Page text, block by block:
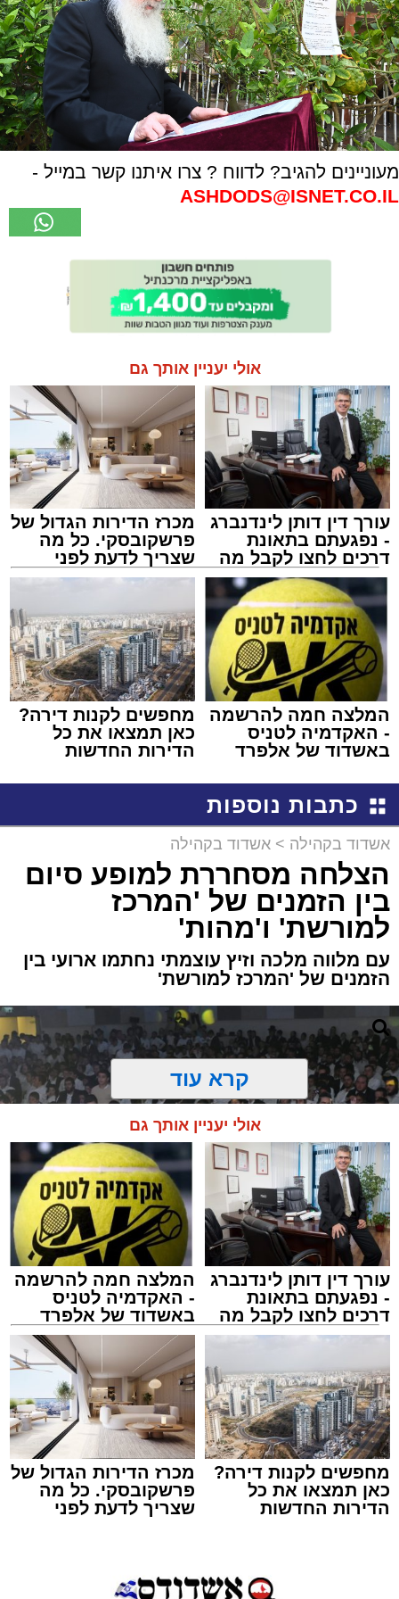
מעוניינים להגיב? לדווח ? צרו איתנו קשר במייל -
ASHDODS@ISNET.CO.IL
אולי יעניין אותך גם
עורך דין דותן לינדנברג
- נפגעתם בתאונת
דרכים לחצו לקבל מה
שמגיע לכם
מכרז הדירות הגדול של
פרשקובסקי. כל מה
שצריך לדעת לפני
שמגישים הצעה לדירה
המלצה חמה להרשמה
- האקדמיה לטניס
באשדוד של אלפרד
מחפשים לקנות דירה?
כאן תמצאו את כל
הדירות החדשות
כתבות נוספות
אשדוד בקהילה > אשדוד בקהילה
הצלחה מסחררת למופע סיום
בין הזמנים של 'המרכז
למורשת' ו'מהות'
עם מלווה מלכה וזיץ עוצמתי נחתמו ארועי בין
הזמנים של 'המרכז למורשת'
זיץ המרכז למורשת
תגים:אבי אמסלם, המרכז למורשת, מהות, מני
אזולאי
הזמנים ומלווה מלכה על ידי "המרכז למורשת"
קרא עוד
אולי יעניין אותך גם
עורך דין דותן לינדנברג
- נפגעתם בתאונת
דרכים לחצו לקבל מה
שמגיע לכם
המלצה חמה להרשמה
- האקדמיה לטניס
באשדוד של אלפרד
קריאולנסקי - לילדים
מחפשים לקנות דירה?
כאן תמצאו את כל
הדירות החדשות
מכרז הדירות הגדול של
פרשקובסקי. כל מה
שצריך לדעת לפני